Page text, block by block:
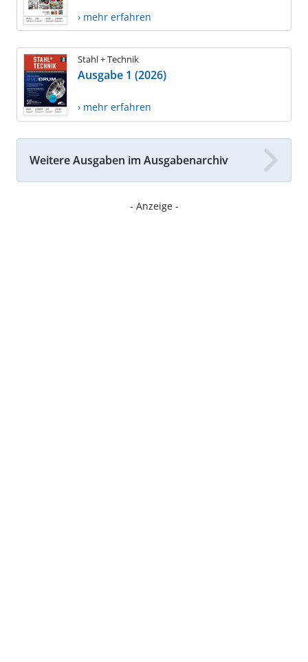
› mehr erfahren
Stahl + Technik
Ausgabe 1 (2026)
› mehr erfahren
Weitere Ausgaben im Ausgabenarchiv
- Anzeige -